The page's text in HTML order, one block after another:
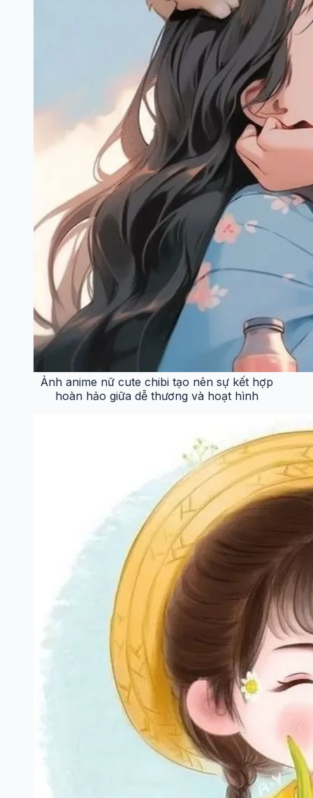
Ảnh anime nữ cute chibi tạo nên sự kết hợp
hoàn hảo giữa dễ thương và hoạt hình